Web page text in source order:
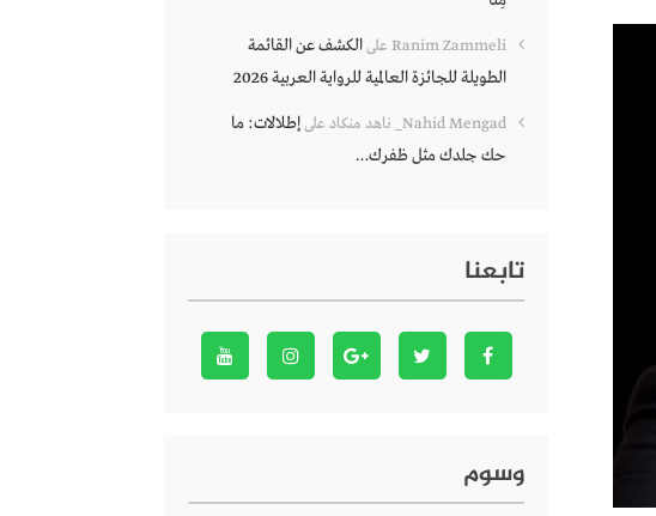
Ranim Zammeli علىالكشف عن القائمة
الطويلة للجائزة العالمية للرواية العربية 2026
Nahid Mengad_ ناهد منكاد علىإطلالات: ما
حك جلدك مثل ظفرك…
تابعنا
وسوم